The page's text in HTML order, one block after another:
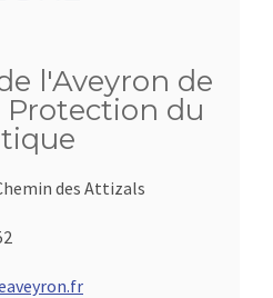
l'Aveyron de
Protection du
des Attizals